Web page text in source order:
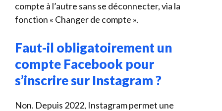
compte à l’autre sans se déconnecter, via la
fonction « Changer de compte ».
Faut-il obligatoirement un
compte Facebook pour
s’inscrire sur Instagram ?
Non. Depuis 2022, Instagram permet une